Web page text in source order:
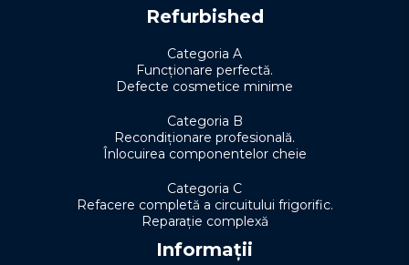
Refurbished
Categoria A
Funcționare perfectă.
Defecte cosmetice minime
Categoria B
Recondiționare profesională.
Înlocuirea componentelor cheie
Categoria C
Refacere completă a circuitului frigorific.
Reparație complexă
Informații